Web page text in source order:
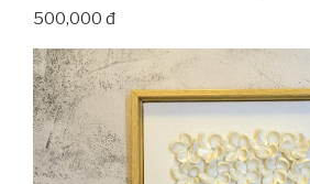
500,000 đ